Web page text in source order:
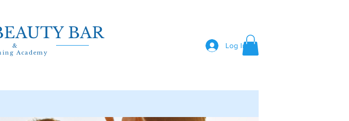
BAR
&
Academy
Log In